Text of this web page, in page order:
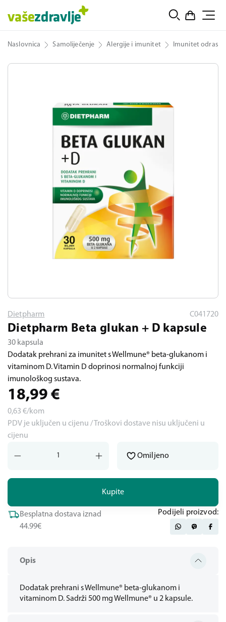
Naslovnica Samoliječenje Alergije i imunitet Imunitet odrasli
Opis
Dodatak prehrani s Wellmune® beta-glukanom i
vitaminom D. Sadrži 500 mg Wellmune® u 2 kapsule.
Dietpharm C041720
Dietpharm Beta glukan + D kapsule
30 kapsula
Dodatak prehrani za imunitet s Wellmune® beta-glukanom i
vitaminom D. Vitamin D doprinosi normalnoj funkciji
imunološkog sustava.
18,99 €
0,63 €/kom
PDV je uključen u cijenu / Troškovi dostave nisu uključeni u
cijenu
Kupite
Omiljeno
Besplatna dostava iznad
44.99€
Podijeli proizvod: